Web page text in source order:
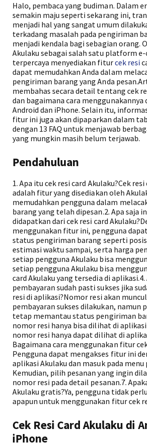
Halo, pembaca yang budiman. Dalam
semakin maju seperti sekarang ini,
menjadi hal yang sangat umum
terkadang masalah pada pengiriman
menjadi kendala bagi sebagian orang.
Akulaku sebagai salah satu platform
terpercaya menyediakan fiturcek resi
dapat memudahkan Anda dalam
pengiriman barang yang Anda
membahas secara detail tentang cek
dan bagaimana cara
Android dan iPhone. Selain itu,
fitur ini juga akan dipaparkan dalam
dengan 13 FAQ untuk menjawab
yang mungkin masih belum terjawab.
Pendahuluan
1. Apa itu cek resi card Akulaku?Cek
adalah fitur yang disediakan oleh
memudahkan pengguna dalam
barang yang telah dipesan.2. Apa saja
didapatkan dari cek resi card
menggunakan fitur ini, pengguna
status pengiriman barang seperti
estimasi waktu sampai, serta harga
setiap pengguna Akulaku bisa
setiap pengguna Akulaku bisa
card Akulaku yang tersedia di aplikasi.4.
pembayaran sudah pasti sukses jika
resi di aplikasi?Nomor resi akan
pembayaran sukses dilakukan, namun
tetap memantau status pengiriman
nomor resi hanya bisa dilihat di aplikasi
nomor resi hanya dapat dilihat di
Bagaimana cara menggunakan fitur
Pengguna dapat mengakses fitur ini
aplikasi Akulaku dan masuk pada menu
Kemudian, pilih pesanan yang ingin
nomor resi pada detail pesanan.7.
Akulaku gratis?Ya, pengguna tidak
apapun untuk menggunakan fitur cek
Cek Resi Card Akulaku di
iPhone